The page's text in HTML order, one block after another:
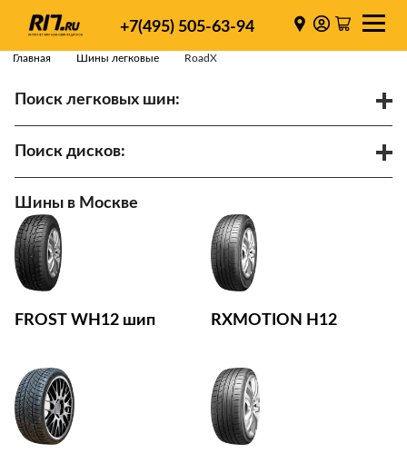
+7(495) 505-63-94
Главная Шины легковые RoadX
Поиск легковых шин:
Поиск дисков:
ET
Найти
Шины в Москве
FROST WH12 шип RXMOTION H12